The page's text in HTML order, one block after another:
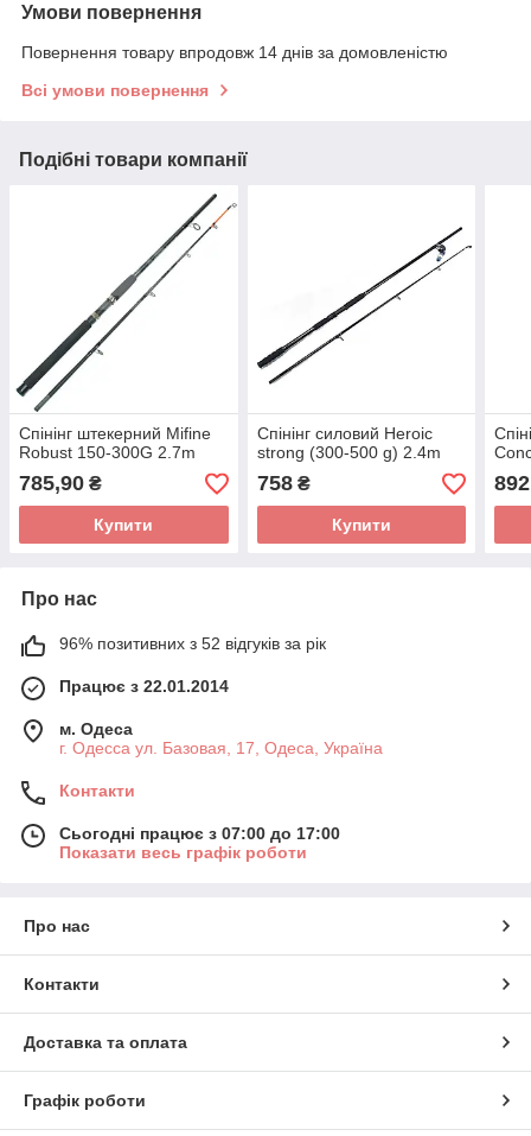
Умови повернення
Повернення товару впродовж 14 днів за домовленістю
Всі умови повернення
Подібні товари компанії
Спінінг штекерний Mifine
Robust 150-300G 2.7m
785,90 ₴
Купити
Спінінг силовий Heroic
strong (300-500 g) 2.4m
758₴
Купити
Про нас
96% позитивних з 52 відгуків за рік
Працює з 22.01.2014
м. Одеса
г. Одесса ул. Базовая, 17, Одеса, Україна
Контакти
Сьогодні працює з 07:00 до 17:00
Показати весь графік роботи
Про нас
Контакти
Доставка та оплата
Графік роботи